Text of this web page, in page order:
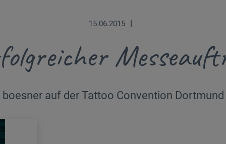
15.06.2015 |
boesner auf der Tattoo Convention Dortmund